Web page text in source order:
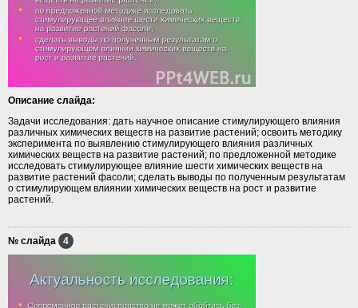
Описание слайда:
Задачи исследования: дать научное описание стимулирующего влияния
различных химических веществ на развитие растений; освоить методику
эксперимента по выявлению стимулирующего влияния различных
химических веществ на развитие растений; по предложенной методике
исследовать стимулирующее влияние шести химических веществ на
развитие растений фасоли; сделать выводы по полученным результатам
о стимулирующем влиянии химических веществ на рост и развитие
растений.
№ слайда 4